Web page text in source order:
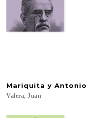
Mariquita y Antonio
Valera, Juan